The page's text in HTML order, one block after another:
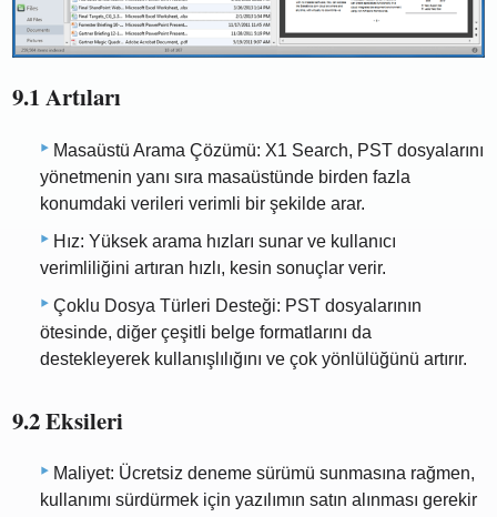
9.1 Artıları
Masaüstü Arama Çözümü: X1 Search, PST dosyalarını
yönetmenin yanı sıra masaüstünde birden fazla
konumdaki verileri verimli bir şekilde arar.
Hız: Yüksek arama hızları sunar ve kullanıcı
verimliliğini artıran hızlı, kesin sonuçlar verir.
Çoklu Dosya Türleri Desteği: PST dosyalarının
ötesinde, diğer çeşitli belge formatlarını da
destekleyerek kullanışlılığını ve çok yönlülüğünü artırır.
9.2 Eksileri
Maliyet: Ücretsiz deneme sürümü sunmasına rağmen,
kullanımı sürdürmek için yazılımın satın alınması gerekir